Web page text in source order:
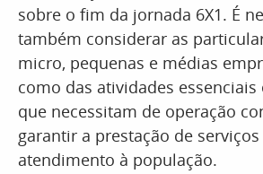
sobre o fim da jornada 6X1. É
também considerar as
micro, pequenas e médias
como das atividades essenciais
que necessitam de operação
garantir a prestação de serviços
atendimento à população.